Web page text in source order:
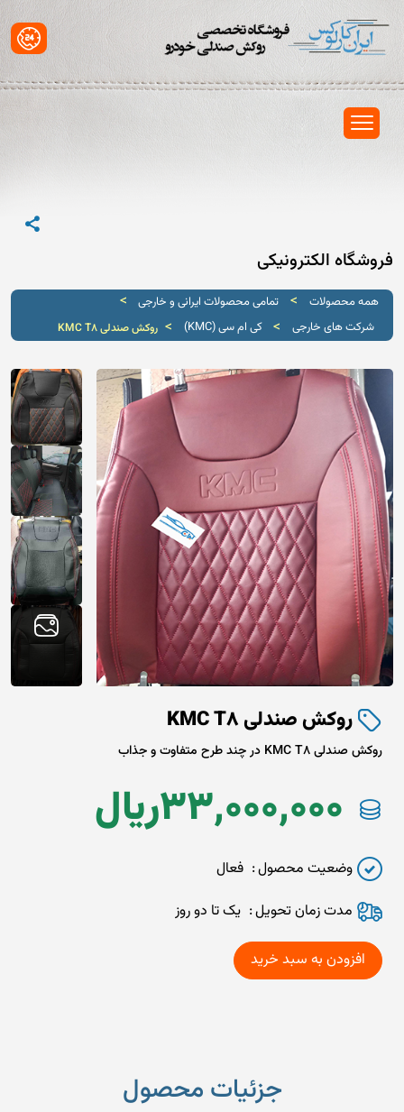
فروشگاه الکترونیکی
همه محصولات > تمامی محصولات ایرانی و خارجی >
شرکت های خارجی > کی ام سی (KMC) >روکش صندلی KMC T8
روکش صندلی KMC T8
روکش صندلی KMC T8 در چند طرح متفاوت و جذاب
ريال33,000,000
وضعیت محصول
فعال
مدت زمان تحويل
یک تا دو روز
جزئیات محصول